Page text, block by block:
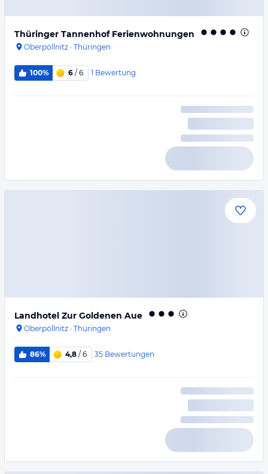
Thüringer Tannenhof Ferienwohnungen
Oberpöllnitz · Thüringen
100% 6 / 6 1 Bewertung
Landhotel Zur Goldenen Aue
Oberpöllnitz · Thüringen
86% 4,8 / 6 35 Bewertungen